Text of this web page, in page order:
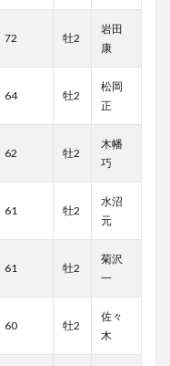
72 牡2
岩田
康
64 牡2
松岡
正
62 牡2
木幡
巧
61 牡2
水沼
元
61 牡2
菊沢
一
60 牡2
佐々
木